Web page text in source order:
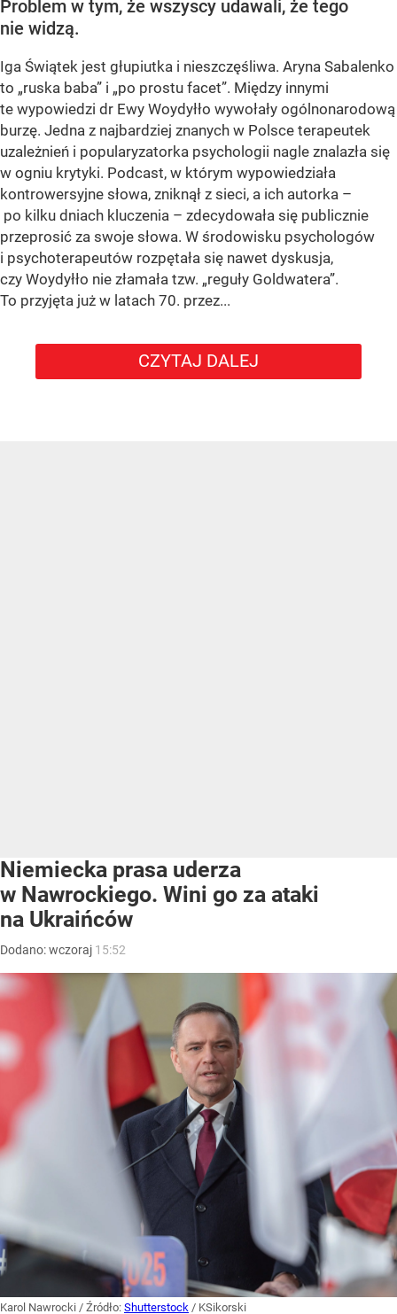
Problem w tym, że wszyscy udawali, że tego
nie widzą.
Iga Świątek jest głupiutka i nieszczęśliwa. Aryna Sabalenko
to „ruska baba” i „po prostu facet”. Między innymi
te wypowiedzi dr Ewy Woydyłło wywołały ogólnonarodową
burzę. Jedna z najbardziej znanych w Polsce terapeutek
uzależnień i popularyzatorka psychologii nagle znalazła się
w ogniu krytyki. Podcast, w którym wypowiedziała
kontrowersyjne słowa, zniknął z sieci, a ich autorka –
po kilku dniach kluczenia – zdecydowała się publicznie
przeprosić za swoje słowa. W środowisku psychologów
i psychoterapeutów rozpętała się nawet dyskusja,
czy Woydyłło nie złamała tzw. „reguły Goldwatera”.
To przyjęta już w latach 70. przez...
CZYTAJ DALEJ
Niemiecka prasa uderza
w Nawrockiego. Wini go za ataki
na Ukraińców
Dodano:wczoraj 15:52
Karol Nawrocki / Źródło: Shutterstock / KSikorski